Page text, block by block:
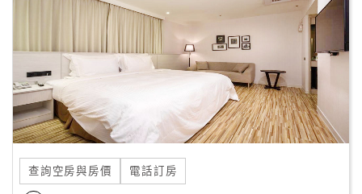
服
聯
絡
單
Line
線
County is Kenting National Park with beautiful beaches
where you can spend the day. We would be happy to
organize transportation for you so you can spend the day at
the beach!
查詢空房與房價 電話訂房